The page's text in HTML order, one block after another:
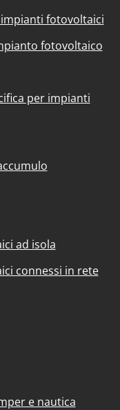
fotovoltaici
fotovoltaico
per impianti
ad isola
connessi in rete
e nautica